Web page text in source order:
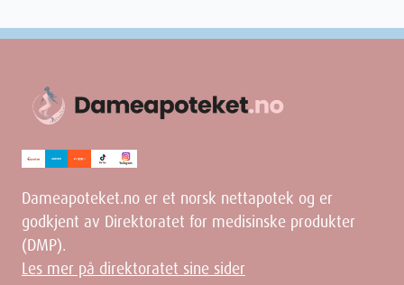
Dameapoteket.no er et norsk nettapotek og er
godkjent av Direktoratet for medisinske produkter
(DMP).
Les mer på direktoratet sine sider